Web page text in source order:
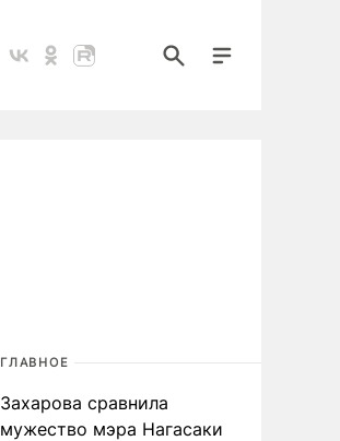
ГЛАВНОЕ
Захарова сравнила
мужество мэра Нагасаки